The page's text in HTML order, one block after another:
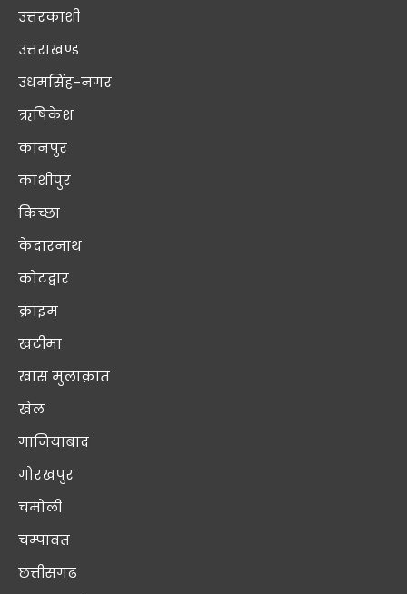
उत्तरकाशी
उत्तराखण्ड
उधमसिंह-नगर
ऋषिकेश
कानपुर
काशीपुर
किच्छा
केदारनाथ
कोटद्वार
क्राइम
खटीमा
खास मुलाक़ात
खेल
गाजियाबाद
गोरखपुर
चमोली
चम्पावत
छत्तीसगढ़